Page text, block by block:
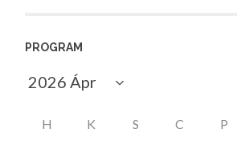
PROGRAM
H K S C P